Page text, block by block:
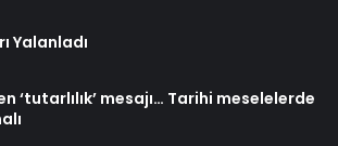
Yalanladı
‘tutarlılık’ mesajı… Tarihi meselelerde